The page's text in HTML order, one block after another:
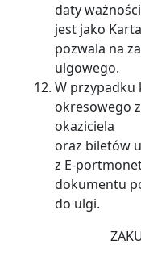
daty
jest jako
pozwala na
ulgowego.
W
okresowego
okaziciela
oraz biletów
z E-
dokumentu
do ulgi.